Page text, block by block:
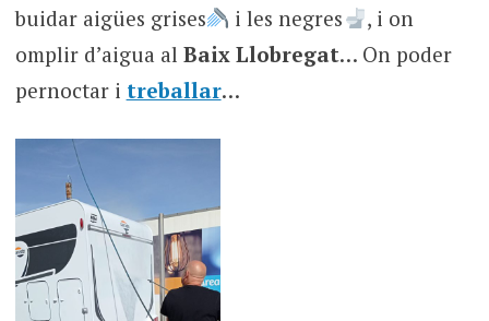
buidar aigües grises
i les negres
, i on
omplir d’aigua al Baix Llobregat… On poder
pernoctar i treballar…